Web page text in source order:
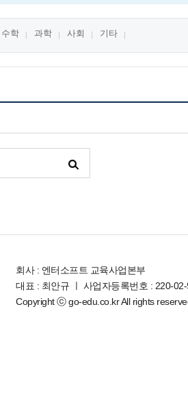
수학 과학 사회 기타
회사 : 엔터소프트 교육사업본부
대표 : 최안규 ㅣ 사업자등록번호 : 220-
Copyright ⓒ go-edu.co.kr All rights